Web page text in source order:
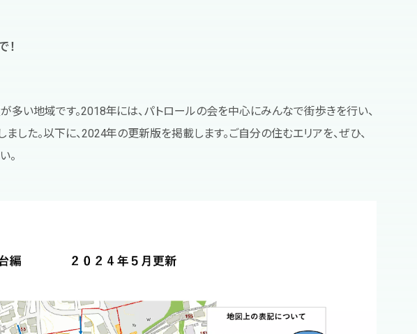
い地域です。2018年には、パトロールの会を中心にみんなで街歩きを行い、
した。以下に、2024年の更新版を掲載します。ご自分の住むエリアを、ぜひ、
。